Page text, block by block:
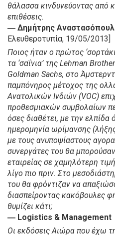
θάλασσα κινδυνεύοντας από
επιθέσεις.
― Δημήτρης
Ελευθεροτυπία, 19/05/2013]
Ποιος ήταν ο πρώτος
τα ‘σαΐνια’ της Lehman
Goldman Sachs, στο
παμπόνηρος μέτοχος της
Ανατολικών Ινδιών (VOC)
προθεσμιακών συμβολαίων
όσες διαθέτει, με την ελπίδα
ημερομηνία ωρίμανσης
με τους ανυποψίαστους
συνεργάτες του θα
εταιρείας σε χαμηλότερη
λίγο πιο πριν. Στο
του θα φρόντιζαν να
διασπείροντας κακόβουλες
θυμίζει κάτι;
― Logistics & Management
Οι εκδόσεις Αιώρα που έχω